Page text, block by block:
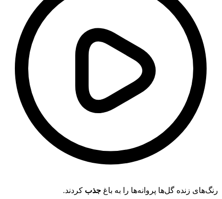
رنگ‌های زنده گل‌ها پروانه‌ها را به باغ جذب کردند.